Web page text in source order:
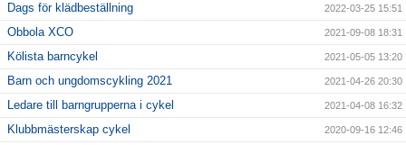
Dags för klädbeställning 2022-03-25 15:51
Obbola XCO 2021-09-08 18:31
Kölista barncykel 2021-05-05 13:20
Barn och ungdomscykling 2021 2021-04-26 20:30
Ledare till barngrupperna i cykel 2021-04-08 16:32
Klubbmästerskap cykel 2020-09-16 12:46